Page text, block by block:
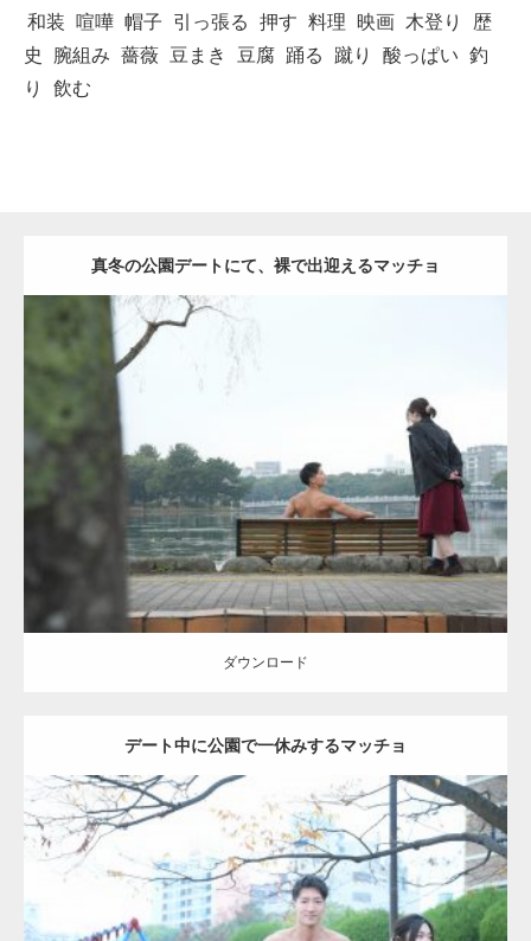
和装
喧嘩 帽子 引っ張る 押す 料理 映画 木登り
歴
史
腕組み 薔薇 豆まき 豆腐 踊る 蹴り 酸っぱい 釣
り
飲む
真冬の公園デートにて、裸で出迎えるマッチョ
公園のマッチョ AKIHITO(細マッチョ) 背中
ダウンロード
ダウンロード
デート中に公園で一休みするマッチョ
Update:2021.07.6
Category:公園のマッチョ その他 AKIHITO(細マッチョ) 腹筋